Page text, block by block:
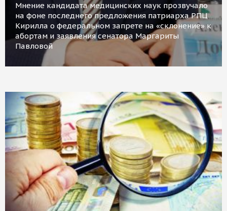
Мнение кандидата медицинских наук прозвучало
на фоне последнего предложения патриарха РПЦ
Кирилла о федеральном запрете на «склонение» к
абортам и заявления сенатора Маргариты
Павловой